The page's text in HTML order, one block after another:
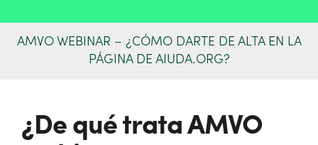
AMVO WEBINAR – ¿CÓMO DARTE DE ALTA EN LA
PÁGINA DE AIUDA.ORG?
¿De qué trata AMVO